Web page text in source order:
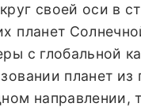
своей оси в
планет
с глобальной
планет
направлении,